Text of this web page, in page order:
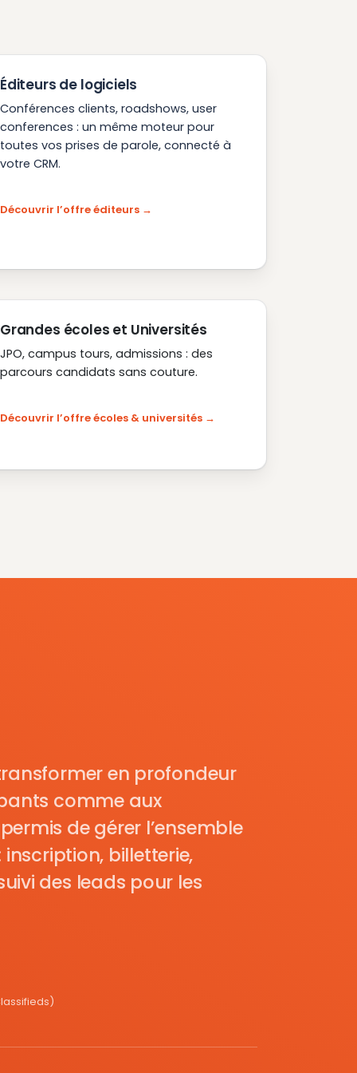
Éditeurs de logiciels
Conférences clients, roadshows, user
conferences : un même moteur pour
toutes vos prises de parole, connecté à
votre CRM.
Découvrir l’offre éditeurs
Grandes écoles et Universités
JPO, campus tours, admissions : des
parcours candidats sans couture.
Découvrir l’offre écoles & universités
en profondeur
comme aux
de gérer l’ensemble
billetterie,
des leads pour les